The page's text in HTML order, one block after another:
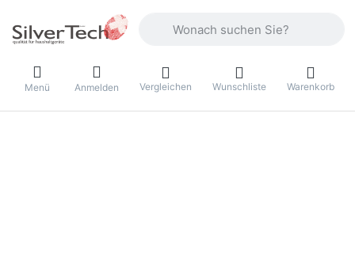
Menü Anmelden Vergleichen Wunschliste Warenkorb